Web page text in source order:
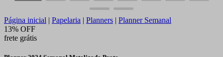
Página inicial | Papelaria | Planners | Planner Semanal
13% OFF
frete grátis